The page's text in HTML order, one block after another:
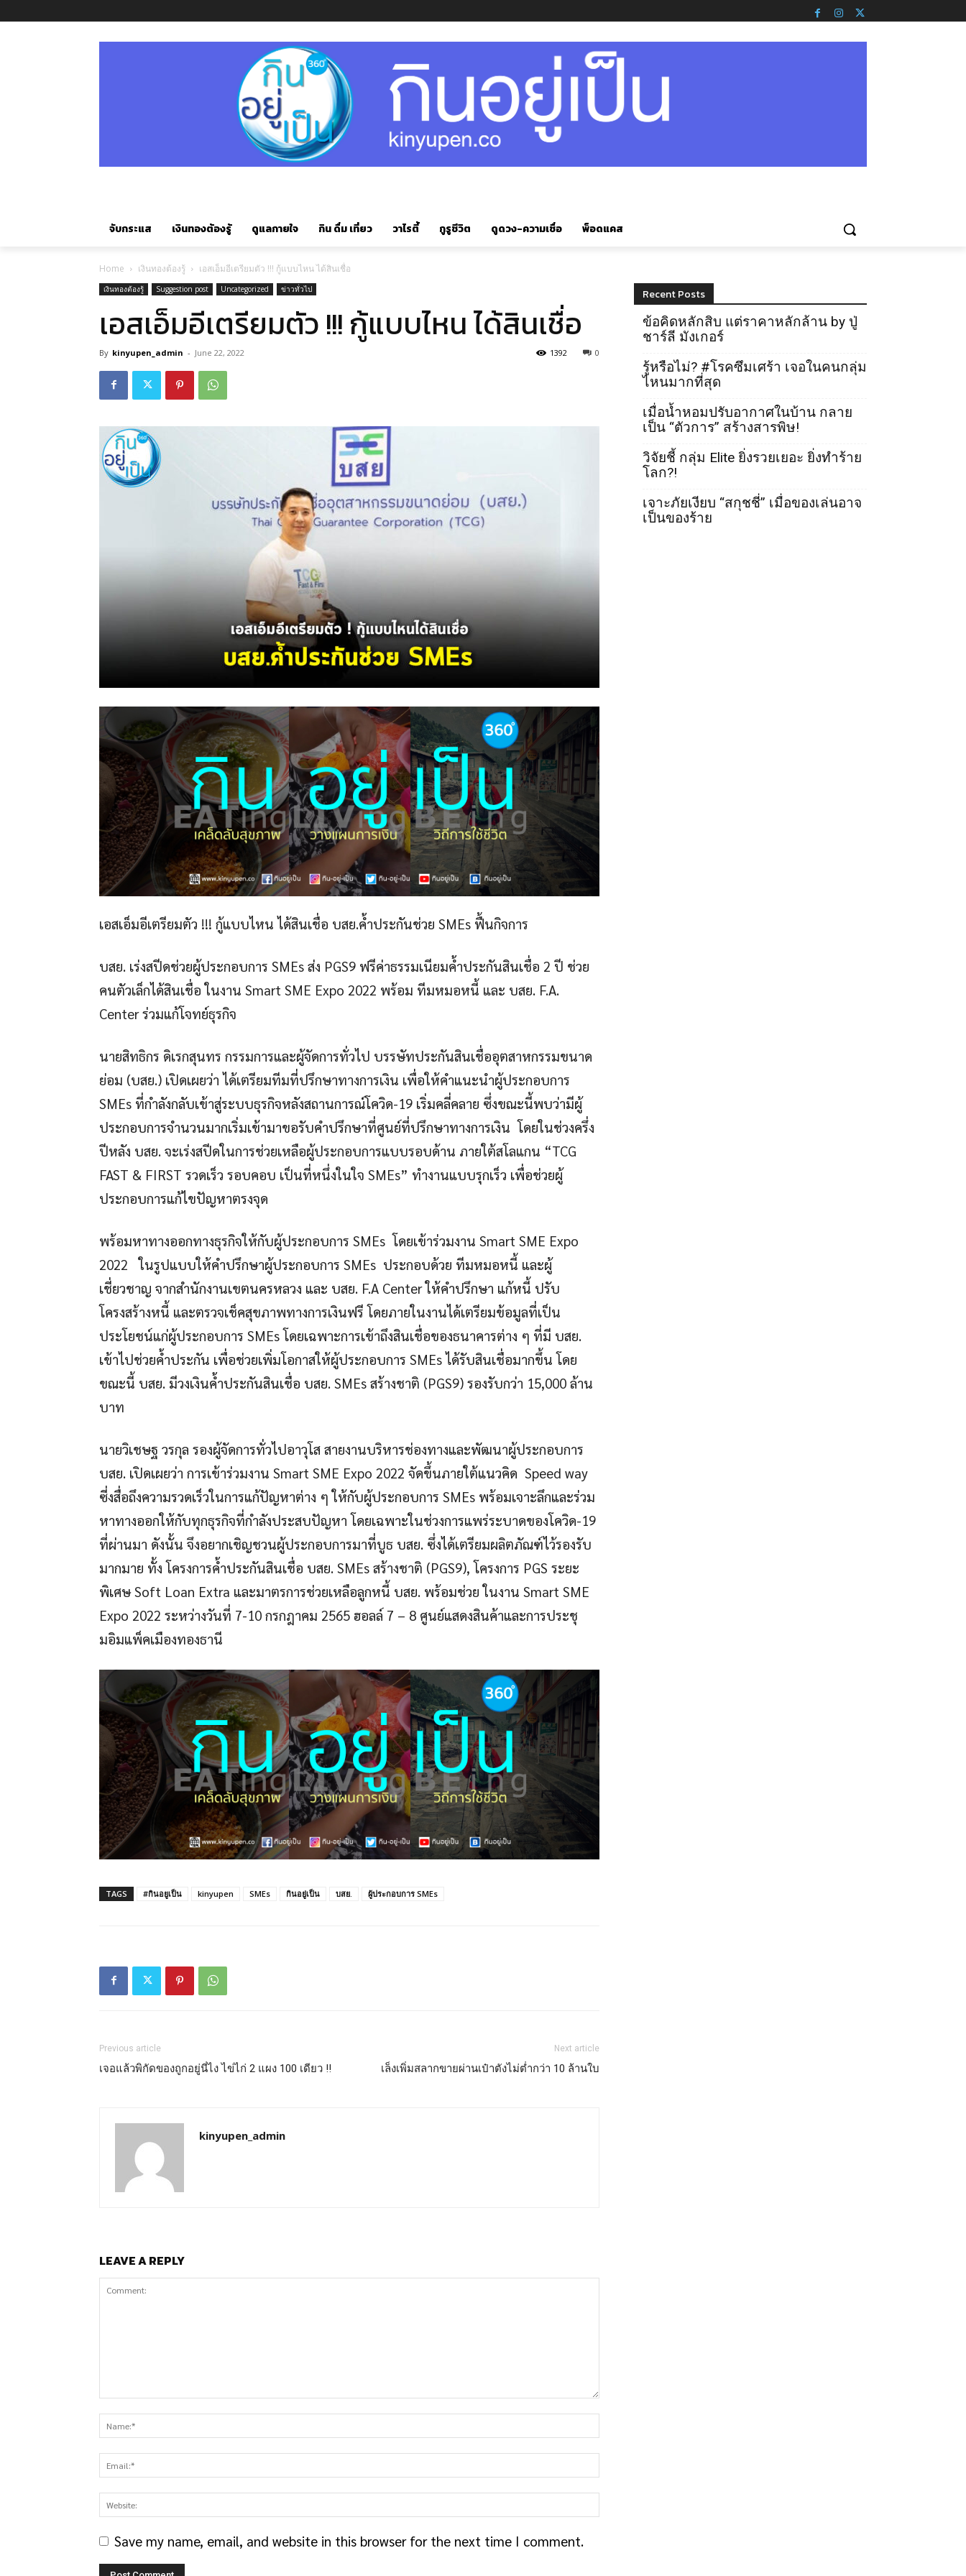
จับกระแส เงินทองต้องรู้ ดูแลกายใจ กิน ดื่ม เที่ยว วาไรตี้ กูรูชีวิต ดูดวง-ความเชื่อ พ็อดแคส
Home เงินทองต้องรู้ เอสเอ็มอีเตรียมตัว !!! กู้แบบไหน ได้สินเชื่อ
เงินทองต้องรู้ Suggestion post Uncategorized ข่าวทั่วไป
เอสเอ็มอีเตรียมตัว !!! กู้แบบไหน ได้สินเชื่อ
By kinyupen_admin - June 22, 2022 0
1392
เอสเอ็มอีเตรียมตัว !!! กู้แบบไหน ได้สินเชื่อ บสย.ค้ำประกันช่วย SMEs ฟื้นกิจการ
บสย. เร่งสปีดช่วยผู้ประกอบการ SMEs ส่ง PGS9 ฟรีค่าธรรมเนียมค้ำประกันสินเชื่อ 2 ปี ช่วย
คนตัวเล็กได้สินเชื่อ ในงาน Smart SME Expo 2022 พร้อม ทีมหมอหนี้ และ บสย. F.A.
Center ร่วมแก้โจทย์ธุรกิจ
นายสิทธิกร ดิเรกสุนทร กรรมการและผู้จัดการทั่วไป บรรษัทประกันสินเชื่ออุตสาหกรรมขนาด
ย่อม (บสย.) เปิดเผยว่า ได้เตรียมทีมที่ปรึกษาทางการเงิน เพื่อให้คำแนะนำผู้ประกอบการ
SMEs ที่กำลังกลับเข้าสู่ระบบธุรกิจหลังสถานการณ์โควิด-19 เริ่มคลี่คลาย ซึ่งขณะนี้พบว่ามีผู้
ประกอบการจำนวนมากเริ่มเข้ามาขอรับคำปรึกษาที่ศูนย์ที่ปรึกษาทางการเงิน โดยในช่วงครึ่ง
ปีหลัง บสย. จะเร่งสปีดในการช่วยเหลือผู้ประกอบการแบบรอบด้าน ภายใต้สโลแกน “TCG
FAST & FIRST รวดเร็ว รอบคอบ เป็นที่หนึ่งในใจ SMEs” ทำงานแบบรุกเร็ว เพื่อช่วยผู้
ประกอบการแก้ไขปัญหาตรงจุด
พร้อมหาทางออกทางธุรกิจให้กับผู้ประกอบการ SMEs โดยเข้าร่วมงาน Smart SME Expo
2022 ในรูปแบบให้คำปรึกษาผู้ประกอบการ SMEs ประกอบด้วย ทีมหมอหนี้ และผู้
เชี่ยวชาญ จากสำนักงานเขตนครหลวง และ บสย. F.A Center ให้คำปรึกษา แก้หนี้ ปรับ
โครงสร้างหนี้ และตรวจเช็คสุขภาพทางการเงินฟรี โดยภายในงานได้เตรียมข้อมูลที่เป็น
ประโยชน์แก่ผู้ประกอบการ SMEs โดยเฉพาะการเข้าถึงสินเชื่อของธนาคารต่าง ๆ ที่มี บสย.
เข้าไปช่วยค้ำประกัน เพื่อช่วยเพิ่มโอกาสให้ผู้ประกอบการ SMEs ได้รับสินเชื่อมากขึ้น โดย
ขณะนี้ บสย. มีวงเงินค้ำประกันสินเชื่อ บสย. SMEs สร้างชาติ (PGS9) รองรับกว่า 15,000 ล้าน
บาท
นายวิเชษฐ วรกุล รองผู้จัดการทั่วไปอาวุโส สายงานบริหารช่องทางและพัฒนาผู้ประกอบการ
บสย. เปิดเผยว่า การเข้าร่วมงาน Smart SME Expo 2022 จัดขึ้นภายใต้แนวคิด Speed way
ซี่งสื่อถึงความรวดเร็วในการแก้ปัญหาต่าง ๆ ให้กับผู้ประกอบการ SMEs พร้อมเจาะลึกและร่วม
หาทางออกให้กับทุกธุรกิจที่กำลังประสบปัญหา โดยเฉพาะในช่วงการแพร่ระบาดของโควิด-19
ที่ผ่านมา ดังนั้น จึงอยากเชิญชวนผู้ประกอบการมาที่บูธ บสย. ซึ่งได้เตรียมผลิตภัณฑ์ไว้รองรับ
มากมาย ทั้ง โครงการค้ำประกันสินเชื่อ บสย. SMEs สร้างชาติ (PGS9), โครงการ PGS ระยะ
พิเศษ Soft Loan Extra และมาตรการช่วยเหลือลูกหนี้ บสย. พร้อมช่วย ในงาน Smart SME
Expo 2022 ระหว่างวันที่ 7-10 กรกฎาคม 2565 ฮอลล์ 7 – 8 ศูนย์แสดงสินค้าและการประชุ
มอิมแพ็คเมืองทองธานี
TAGS #กินอยูเป็น kinyupen SMEs กินอยู่เป็น บสย. ผู้ประกอบการ SMEs
Previous article
เจอแล้วพิกัดของถูกอยู่นี่ไง ไข่ไก่ 2 แผง 100 เดียว !!
Next article
เล็งเพิ่มสลากขายผ่านเป๋าตังไม่ต่ำกว่า 10 ล้านใบ
kinyupen_admin
LEAVE A REPLY
Save my name, email, and website in this browser for the next time I comment.
Recent Posts
ข้อคิดหลักสิบ แต่ราคาหลักล้าน by ปู่
ชาร์ลี มังเกอร์
รู้หรือไม่? #โรคซึมเศร้า เจอในคนกลุ่ม
ไหนมากที่สุด
เมื่อน้ำหอมปรับอากาศในบ้าน กลาย
เป็น “ตัวการ” สร้างสารพิษ!
วิจัยชี้ กลุ่ม Elite ยิ่งรวยเยอะ ยิ่งทำร้าย
โลก?!
เจาะภัยเงียบ “สกุชชี่” เมื่อของเล่นอาจ
เป็นของร้าย